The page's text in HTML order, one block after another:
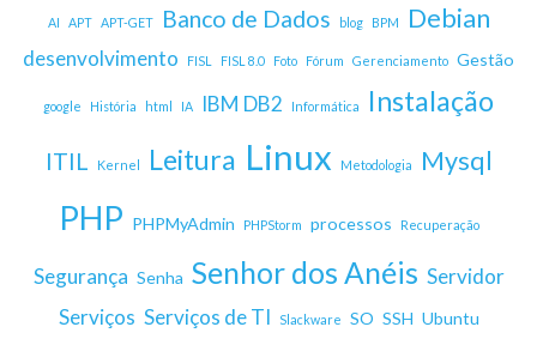
AI APT APT-GET Banco de Dados blog BPM Debian
desenvolvimento FISL FISL 8.0 Foto Fórum Gerenciamento Gestão
google História html IA IBM DB2 Informática Instalação
ITIL Kernel Leitura Linux Metodologia Mysql
PHP PHPMyAdmin PHPStorm processos Recuperação
Segurança Senha Senhor dos Anéis Servidor
Serviços Serviços de TI Slackware SO SSH Ubuntu